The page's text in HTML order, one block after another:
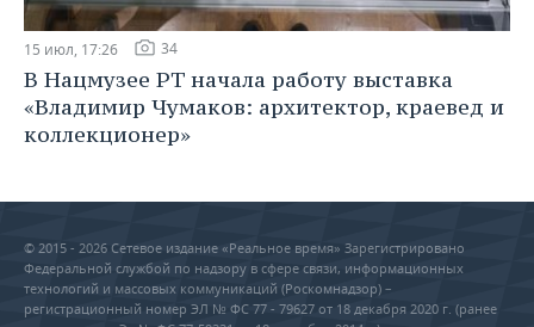
15 июл, 17:26 34
В Нацмузее РТ начала работу выставка
«Владимир Чумаков: архитектор, краевед и
коллекционер»
© 2015 - 2026 Сетевое издание «Реальное время» Зарегистрировано
Федеральной службой по надзору в сфере связи, информационных
технологий и массовых коммуникаций (Роскомнадзор) –
регистрационный номер ЭЛ № ФС 77 - 79627 от 18 декабря 2020 г. (ранее